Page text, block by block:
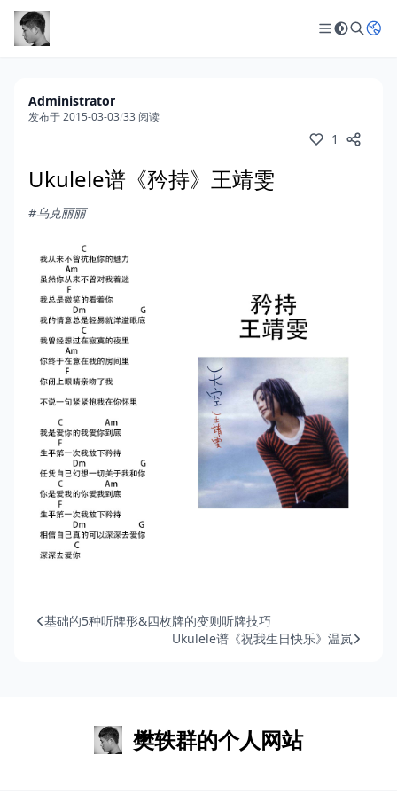
Administrator
发布于 2015-03-03/33 阅读
1
Ukulele谱《矜持》王靖雯
#乌克丽丽
基础的5种听牌形&四枚牌的变则听牌技巧
Ukulele谱《祝我生日快乐》温岚
樊轶群的个人网站